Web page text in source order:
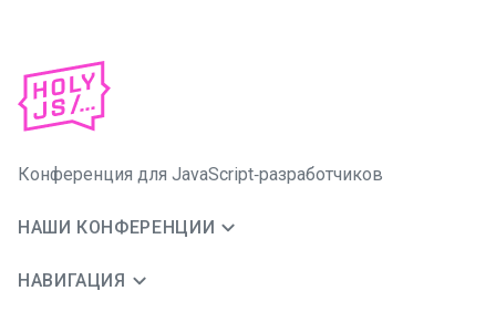
Конференция для JavaScript‑разработчиков
НАШИ КОНФЕРЕНЦИИ
НАВИГАЦИЯ